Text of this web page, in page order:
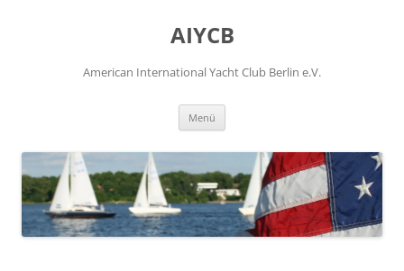
AIYCB
American International Yacht Club Berlin e.V.
Menü